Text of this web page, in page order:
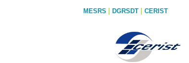
MESRS | DGRSDT | CERIST